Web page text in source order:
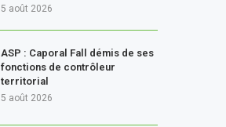
5 août 2026
ASP : Caporal Fall démis de ses
fonctions de contrôleur
territorial
5 août 2026